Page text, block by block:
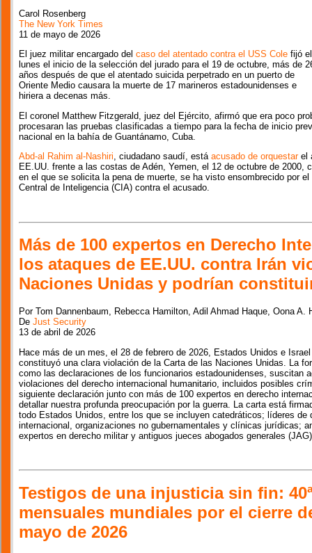
Carol Rosenberg
The New York Times
11 de mayo de 2026
El juez militar encargado del caso del atentado contra el USS Cole fijó el
lunes el inicio de la selección del jurado para el 19 de octubre, más de
años después de que el atentado suicida perpetrado en un puerto de
Oriente Medio causara la muerte de 17 marineros estadounidenses e
hiriera a decenas más.
El coronel Matthew Fitzgerald, juez del Ejército, afirmó que era poco
procesaran las pruebas clasificadas a tiempo para la fecha de inicio
nacional en la bahía de Guantánamo, Cuba.
Abd-al Rahim al-Nashiri , ciudadano saudí, está acusado de orquestarel
EE.UU. frente a las costas de Adén, Yemen, el 12 de octubre de 2000,
en el que se solicita la pena de muerte, se ha visto ensombrecido por
Central de Inteligencia (CIA) contra el acusado.
Más de 100 expertos en Derecho
los ataques de EE.UU. contra Irán
Naciones Unidas y podrían
Por Tom Dannenbaum, Rebecca Hamilton, Adil Ahmad Haque, Oona A.
De Just Security
13 de abril de 2026
Hace más de un mes, el 28 de febrero de 2026, Estados Unidos e
constituyó una clara violación de la Carta de las Naciones Unidas. La
como las declaraciones de los funcionarios estadounidenses, suscitan
violaciones del derecho internacional humanitario, incluidos posibles
siguiente declaración junto con más de 100 expertos en derecho
detallar nuestra profunda preocupación por la guerra. La carta está
todo Estados Unidos, entre los que se incluyen catedráticos; líderes de
internacional, organizaciones no gubernamentales y clínicas jurídicas;
expertos en derecho militar y antiguos jueces abogados generales
Testigos de una injusticia sin fin:
mensuales mundiales por el cierre
mayo de 2026